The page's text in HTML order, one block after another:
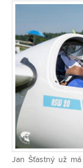
Jan Šťastný už